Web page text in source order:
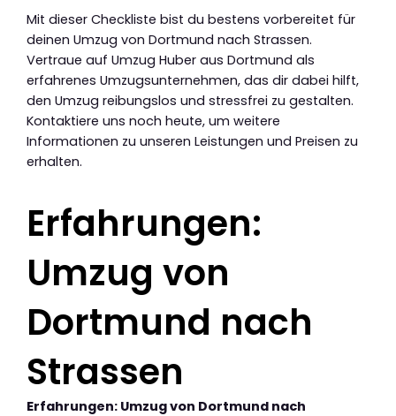
Mit dieser Checkliste bist du bestens vorbereitet für
deinen Umzug von Dortmund nach Strassen.
Vertraue auf Umzug Huber aus Dortmund als
erfahrenes Umzugsunternehmen, das dir dabei hilft,
den Umzug reibungslos und stressfrei zu gestalten.
Kontaktiere uns noch heute, um weitere
Informationen zu unseren Leistungen und Preisen zu
erhalten.
Erfahrungen:
Umzug von
Dortmund nach
Strassen
Erfahrungen: Umzug von Dortmund nach